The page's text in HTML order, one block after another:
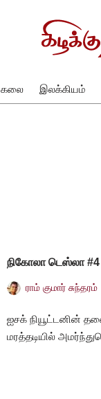
கலை இலக்கியம்
நிகோலா டெஸ்லா #4
ராம் குமார் சுந்தரம்
ஐசக் நியூட்டனின்
மரத்தடியில்